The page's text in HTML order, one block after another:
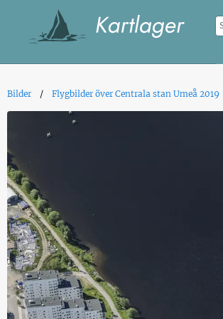
Bilder Flygbilder över Centrala stan Umeå 2019